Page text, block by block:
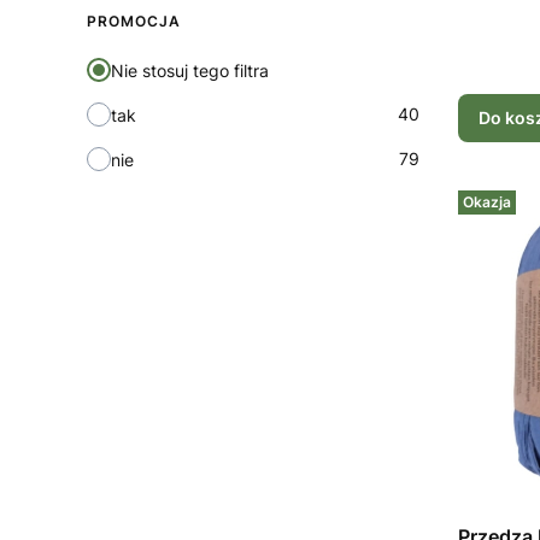
PROMOCJA
Nie stosuj tego filtra
tak 40
nie 79
Do
Okazja